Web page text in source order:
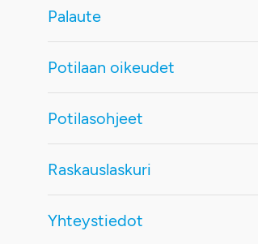
Palaute
Potilaan oikeudet
Potilasohjeet
Raskauslaskuri
Yhteystiedot